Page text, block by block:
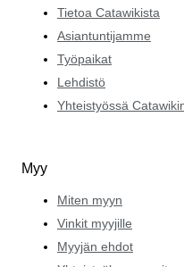
Tietoa Catawikista
Asiantuntijamme
Työpaikat
Lehdistö
Yhteistyössä
Myy
Miten myyn
Vinkit myyjille
Myyjän ehdot